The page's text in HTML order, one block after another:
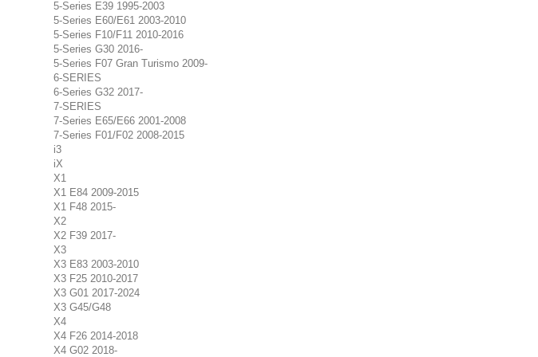
5-Series E39 1995-2003
5-Series E60/E61 2003-2010
5-Series F10/F11 2010-2016
5-Series G30 2016-
5-Series F07 Gran Turismo 2009-
6-SERIES
6-Series G32 2017-
7-SERIES
7-Series E65/E66 2001-2008
7-Series F01/F02 2008-2015
i3
iX
X1
X1 E84 2009-2015
X1 F48 2015-
X2
X2 F39 2017-
X3
X3 E83 2003-2010
X3 F25 2010-2017
X3 G01 2017-2024
X3 G45/G48
X4
X4 F26 2014-2018
X4 G02 2018-